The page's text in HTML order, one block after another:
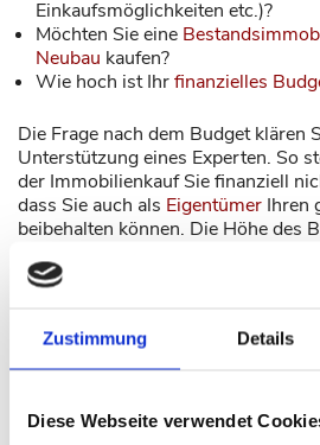
Zustimmung Details
Diese Webseite verwendet
Einkaufsmöglichkeiten etc.)?
Möchten Sie eine
Neubau kaufen?
Wie hoch ist Ihrfinanzielles
Die Frage nach dem Budget klären
Unterstützung eines Experten. So
der Immobilienkauf Sie finanziell
dass Sie auch als Eigentümer Ihren
beibehalten können. Die Höhe des
außerdem auf die Liste der infrage
So sind Immobilien im Westen